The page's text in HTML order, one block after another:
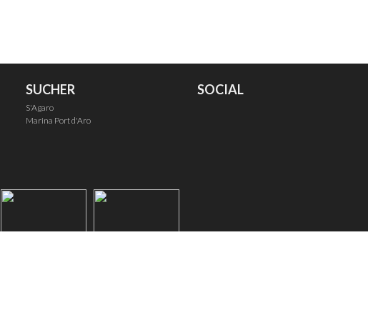
SUCHER
S'Agaro
Marina Port d'Aro
SOCIAL